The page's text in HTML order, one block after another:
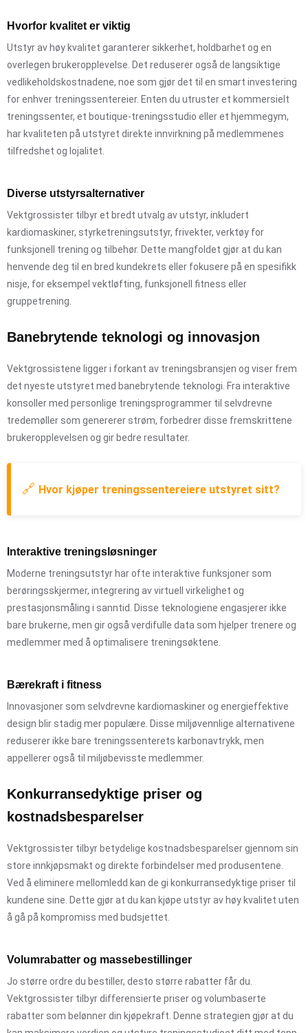
Hvorfor kvalitet er viktig
Utstyr av høy kvalitet garanterer sikkerhet, holdbarhet og en
overlegen brukeropplevelse. Det reduserer også de langsiktige
vedlikeholdskostnadene, noe som gjør det til en smart investering
for enhver treningssentereier. Enten du utruster et kommersielt
treningssenter, et boutique-treningsstudio eller et hjemmegym,
har kvaliteten på utstyret direkte innvirkning på medlemmenes
tilfredshet og lojalitet.
Diverse utstyrsalternativer
Vektgrossister tilbyr et bredt utvalg av utstyr, inkludert
kardiomaskiner, styrketreningsutstyr, frivekter, verktøy for
funksjonell trening og tilbehør. Dette mangfoldet gjør at du kan
henvende deg til en bred kundekrets eller fokusere på en spesifikk
nisje, for eksempel vektløfting, funksjonell fitness eller
gruppetrening.
Banebrytende teknologi og innovasjon
Vektgrossistene ligger i forkant av treningsbransjen og viser frem
det nyeste utstyret med banebrytende teknologi. Fra interaktive
konsoller med personlige treningsprogrammer til selvdrevne
tredemøller som genererer strøm, forbedrer disse fremskrittene
brukeropplevelsen og gir bedre resultater.
🔗 Hvor kjøper treningssentereiere utstyret sitt?
Interaktive treningsløsninger
Moderne treningsutstyr har ofte interaktive funksjoner som
berøringsskjermer, integrering av virtuell virkelighet og
prestasjonsmåling i sanntid. Disse teknologiene engasjerer ikke
bare brukerne, men gir også verdifulle data som hjelper trenere og
medlemmer med å optimalisere treningsøktene.
Bærekraft i fitness
Innovasjoner som selvdrevne kardiomaskiner og energieffektive
design blir stadig mer populære. Disse miljøvennlige alternativene
reduserer ikke bare treningssenterets karbonavtrykk, men
appellerer også til miljøbevisste medlemmer.
Konkurransedyktige priser og
kostnadsbesparelser
Vektgrossister tilbyr betydelige kostnadsbesparelser gjennom sin
store innkjøpsmakt og direkte forbindelser med produsentene.
Ved å eliminere mellomledd kan de gi konkurransedyktige priser til
kundene sine. Dette gjør at du kan kjøpe utstyr av høy kvalitet uten
å gå på kompromiss med budsjettet.
Volumrabatter og massebestillinger
Jo større ordre du bestiller, desto større rabatter får du.
Vektgrossister tilbyr differensierte priser og volumbaserte
rabatter som belønner din kjøpekraft. Denne strategien gjør at du